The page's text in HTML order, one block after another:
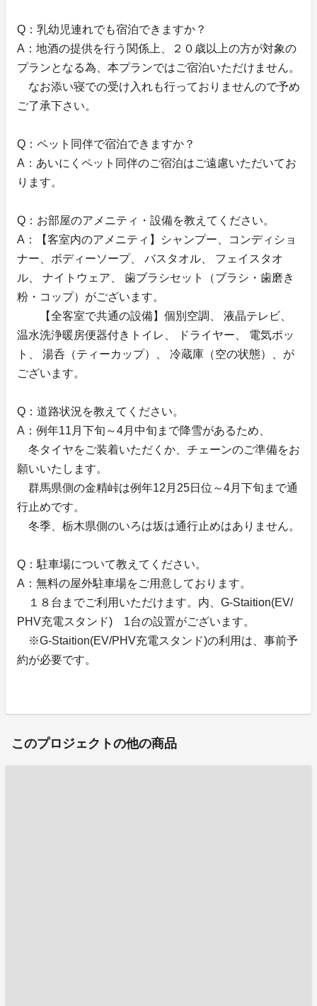
Q：乳幼児連れでも宿泊できますか？
A：地酒の提供を行う関係上、２０歳以上の方が対象の
プランとなる為、本プランではご宿泊いただけません。
なお添い寝での受け入れも行っておりませんので予め
ご了承下さい。
Q：ペット同伴で宿泊できますか？
A：あいにくペット同伴のご宿泊はご遠慮いただいてお
ります。
Q：お部屋のアメニティ・設備を教えてください。
A：【客室内のアメニティ】シャンプー、コンディショ
ナー、ボディーソープ、 バスタオル、 フェイスタオ
ル、 ナイトウェア、 歯ブラシセット（ブラシ・歯磨き
粉・コップ）がございます。
【全客室で共通の設備】個別空調、 液晶テレビ、
温水洗浄暖房便器付きトイレ、 ドライヤー、 電気ポッ
ト、 湯呑（ティーカップ）、 冷蔵庫（空の状態）、が
ございます。
Q：道路状況を教えてください。
A：例年11月下旬～4月中旬まで降雪があるため、
冬タイヤをご装着いただくか、チェーンのご準備をお
願いいたします。
群馬県側の金精峠は例年12月25日位～4月下旬まで通
行止めです。
冬季、栃木県側のいろは坂は通行止めはありません。
Q：駐車場について教えてください。
A：無料の屋外駐車場をご用意しております。
１８台までご利用いただけます。内、G-Staition(EV/
PHV充電スタンド) 1台の設置がございます。
※G-Staition(EV/PHV充電スタンド)の利用は、事前予
約が必要です。
このプロジェクトの他の商品